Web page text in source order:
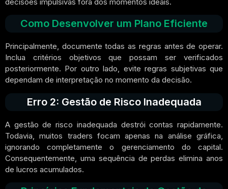
Como Desenvolver um Plano Eficiente
Principalmente, documente todas as regras antes de operar.
Inclua critérios objetivos que possam ser verificados
posteriormente. Por outro lado, evite regras subjetivas que
dependam de interpretação no momento da decisão.
Erro 2: Gestão de Risco Inadequada
A gestão de risco inadequada destrói contas rapidamente.
Todavia, muitos traders focam apenas na análise gráfica,
ignorando completamente o gerenciamento do capital.
Consequentemente, uma sequência de perdas elimina anos
de lucros acumulados.